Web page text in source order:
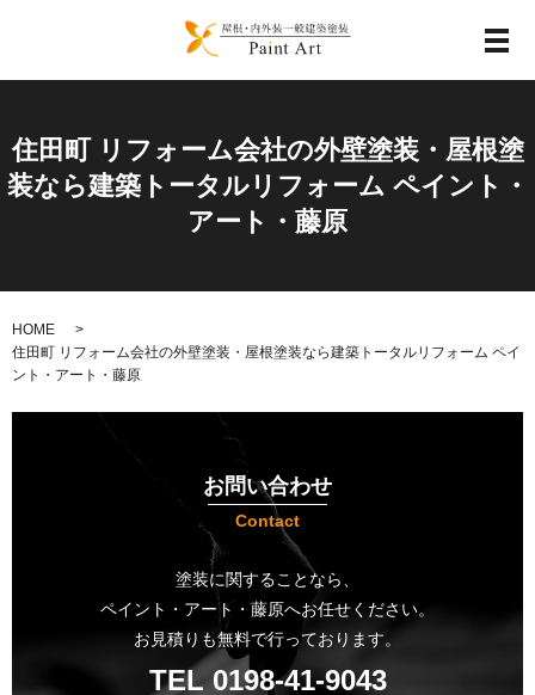
メ
住田町 リフォーム会社の外壁塗装・屋根塗
装なら建築トータルリフォーム ペイント・
アート・藤原
HOME
住田町 リフォーム会社の外壁塗装・屋根塗装なら建築トータルリフォーム ペイ
ント・アート・藤原
お問い合わせ
Contact
塗装に関することなら、
ペイント・アート・藤原へお任せください。
お見積りも無料で行っております。
TEL 0198-41-9043